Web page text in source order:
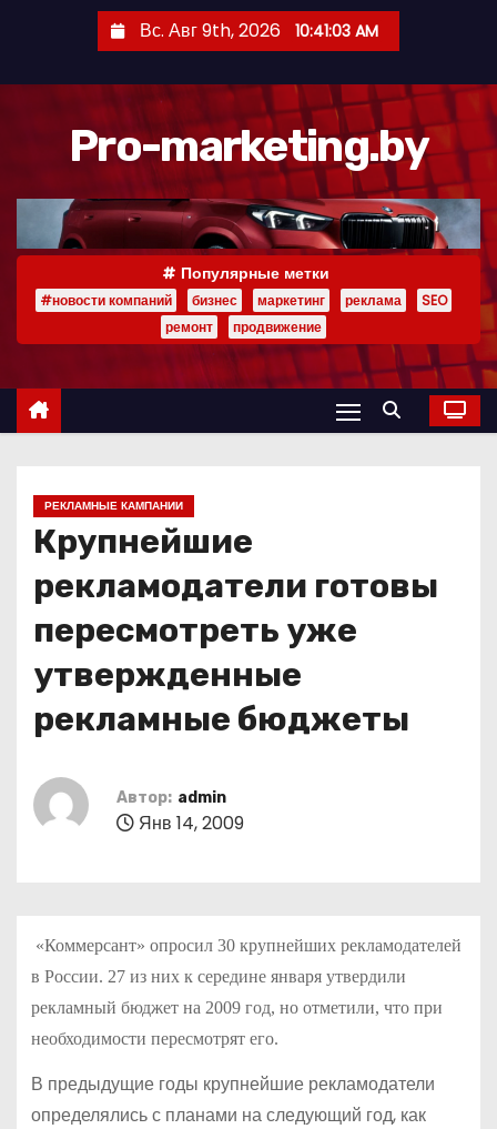
р
Вс. Авг 9th, 2026 10:41:04 AM
Pro-marketing.by
Популярные метки
#новости компаний бизнес маркетинг реклама
SEO
ремонт
продвижение
РЕКЛАМНЫЕ КАМПАНИИ
Крупнейшие
рекламодатели готовы
пересмотреть уже
утвержденные
рекламные бюджеты
Автор: admin
Янв 14, 2009
«Коммерсант» опросил 30 крупнейших рекламодателей
в России. 27 из них к середине января утвердили
рекламный бюджет на 2009 год, но отметили, что при
необходимости пересмотрят его.
В предыдущие годы крупнейшие рекламодатели
определялись с планами на следующий год, как